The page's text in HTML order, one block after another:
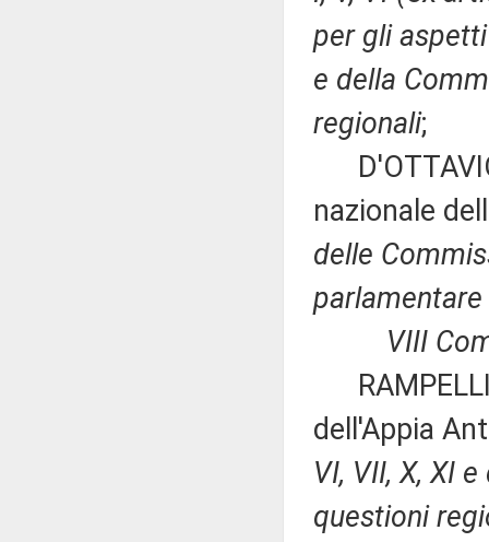
per gli
e della
regionali;
nazionale
delle
VIII
dell'Appia
VI, VII, X, XI
questioni